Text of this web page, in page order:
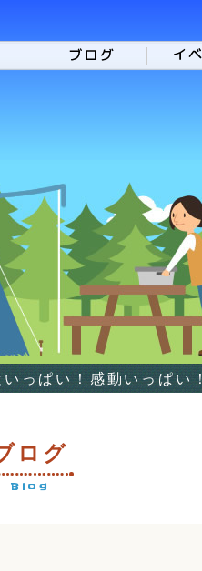
っぱい！感動いっぱい！
ログ
Blog